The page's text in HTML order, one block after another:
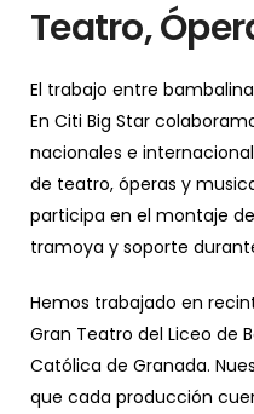
Teatro,
El trabajo entre
En Citi Big Star
nacionales e
de teatro, óperas y
participa en el montaje
tramoya y soporte
Hemos trabajado en
Gran Teatro del Liceo de
Católica de Granada.
que cada producción